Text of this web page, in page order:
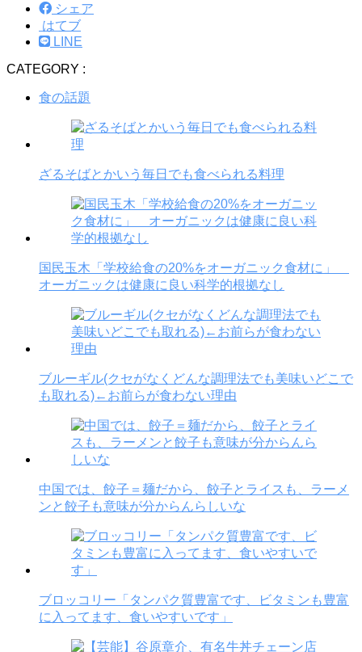
シェア
はてブ
LINE
CATEGORY :
食の話題
ざるそばとかいう毎日でも食べられる料理
国民玉木「学校給食の20%をオーガニック食材に」
オーガニックは健康に良い科学的根拠なし
ブルーギル(クセがなくどんな調理法でも美味いどこで
も取れる)←お前らが食わない理由
中国では、餃子＝麺だから、餃子とライスも、ラーメ
ンと餃子も意味が分からんらしいな
ブロッコリー「タンパク質豊富です、ビタミンも豊富
に入ってます、食いやすいです」